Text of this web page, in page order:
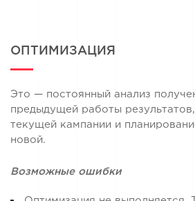
ОПТИМИЗАЦИЯ
Это — постоянный анализ
предыдущей работы
текущей кампании и
новой.
Возможные ошибки